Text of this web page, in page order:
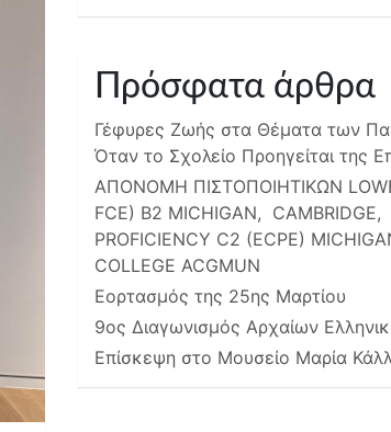
Πρόσφατα άρθρα
Γέφυρες Ζωής στα Θέματα των
Όταν το Σχολείο Προηγείται της
ΑΠΟΝΟΜΗ ΠΙΣΤΟΠΟΙΗΤΙΚΩΝ
FCE) B2 MICHIGAN, CAMBRIDGE,
PROFICIENCY C2 (ECPE)
COLLEGE ACGMUN
Εορτασμός της 25ης Μαρτίου
9ος Διαγωνισμός Αρχαίων
Επίσκεψη στο Μουσείο Μαρία